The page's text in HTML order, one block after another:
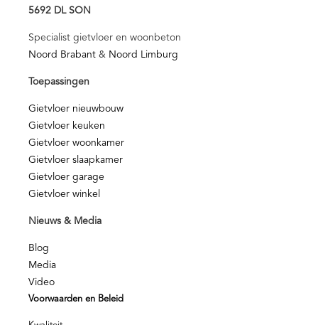
5692 DL SON
Specialist gietvloer en woonbeton
Noord Brabant & Noord Limburg
Toepassingen
Gietvloer nieuwbouw
Gietvloer keuken
Gietvloer woonkamer
Gietvloer slaapkamer
Gietvloer garage
Gietvloer winkel
Nieuws & Media
Blog
Media
Video
Voorwaarden en Beleid